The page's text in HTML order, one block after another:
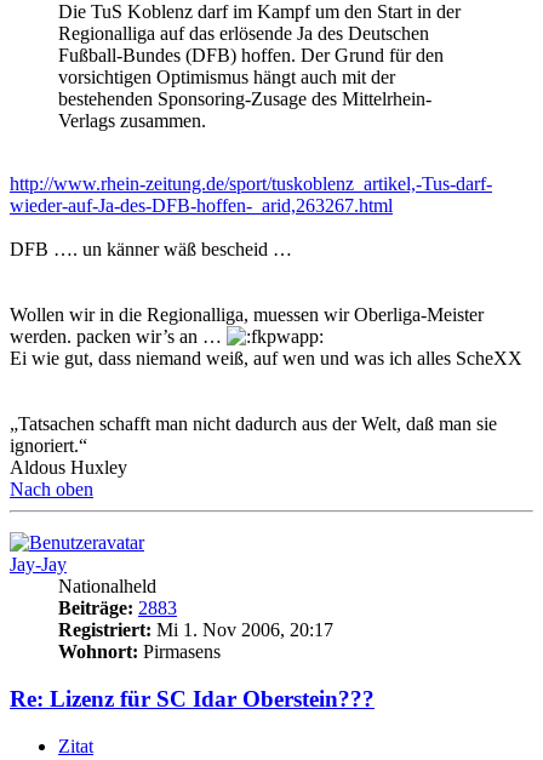
Die TuS Koblenz darf im Kampf um den Start in der
Regionalliga auf das erlösende Ja des Deutschen
Fußball-Bundes (DFB) hoffen. Der Grund für den
vorsichtigen Optimismus hängt auch mit der
bestehenden Sponsoring-Zusage des Mittelrhein-
Verlags zusammen.
http://www.rhein-zeitung.de/sport/tuskoblenz_artikel,-Tus-darf-
wieder-auf-Ja-des-DFB-hoffen-_arid,263267.html
DFB …. un känner wäß bescheid …
Wollen wir in die Regionalliga, muessen wir Oberliga-Meister
werden. packen wir’s an …
Ei wie gut, dass niemand weiß, auf wen und was ich alles ScheXX
„Tatsachen schafft man nicht dadurch aus der Welt, daß man sie
ignoriert.“
Aldous Huxley
Nach oben
Jay-Jay
Nationalheld
Beiträge: 2883
Registriert: Mi 1. Nov 2006, 20:17
Wohnort: Pirmasens
Re: Lizenz für SC Idar Oberstein???
Zitat